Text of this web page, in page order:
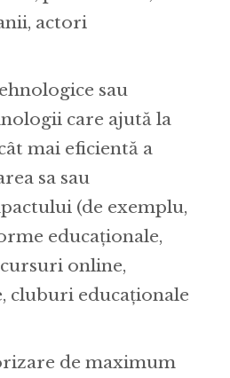
actori
sau
care ajută la
mai eficientă a
sa sau
(de exemplu,
educaționale,
online,
cluburi educaționale
de maximum